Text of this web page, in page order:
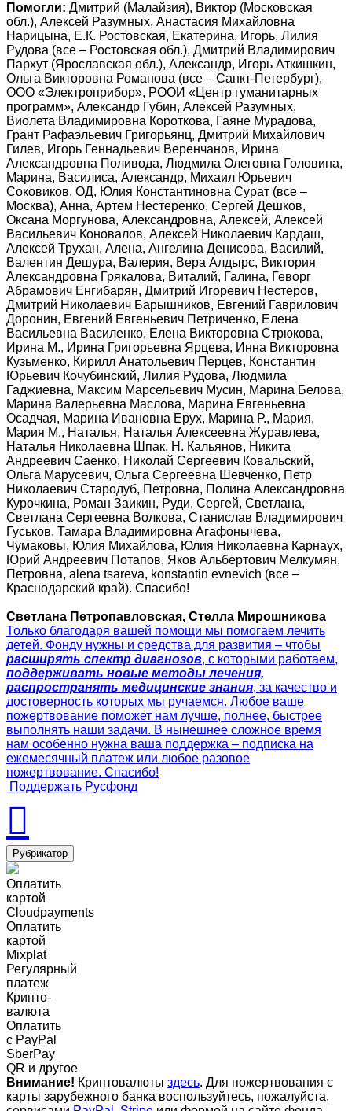
Помогли: Дмитрий (Малайзия), Виктор (Московская
обл.), Алексей Разумных, Анастасия Михайловна
Нарицына, Е.К. Ростовская, Екатерина, Игорь, Лилия
Рудова (все – Ростовская обл.), Дмитрий Владимирович
Пархут (Ярославская обл.), Александр, Игорь Аткишкин,
Ольга Викторовна Романова (все – Санкт-Петербург),
ООО «Электроприбор», РООИ «Центр гуманитарных
программ», Александр Губин, Алексей Разумных,
Виолета Владимировна Короткова, Гаяне Мурадова,
Грант Рафаэльевич Григорьянц, Дмитрий Михайлович
Гилев, Игорь Геннадьевич Веренчанов, Ирина
Александровна Поливода, Людмила Олеговна Головина,
Марина, Василиса, Александр, Михаил Юрьевич
Соковиков, ОД, Юлия Константиновна Сурат (все –
Москва), Анна, Артем Нестеренко, Сергей Дешков,
Оксана Моргунова, Александровна, Алексей, Алексей
Васильевич Коновалов, Алексей Николаевич Кардаш,
Алексей Трухан, Алена, Ангелина Денисова, Василий,
Валентин Дешура, Валерия, Вера Алдырс, Виктория
Александровна Грякалова, Виталий, Галина, Геворг
Абрамович Енгибарян, Дмитрий Игоревич Нестеров,
Дмитрий Николаевич Барышников, Евгений Гаврилович
Доронин, Евгений Евгеньевич Петриченко, Елена
Васильевна Василенко, Елена Викторовна Стрюкова,
Ирина М., Ирина Григорьевна Ярцева, Инна Викторовна
Кузьменко, Кирилл Анатольевич Перцев, Константин
Юрьевич Кочубинский, Лилия Рудова, Людмила
Гаджиевна, Максим Марсельевич Мусин, Марина Белова,
Марина Валерьевна Маслова, Марина Евгеньевна
Осадчая, Марина Ивановна Ерух, Марина Р., Мария,
Мария М., Наталья, Наталья Алексеевна Журавлева,
Наталья Николаевна Шпак, Н. Кальянов, Никита
Андреевич Саенко, Николай Сергеевич Ковальский,
Ольга Марусевич, Ольга Сергеевна Шевченко, Петр
Николаевич Стародуб, Петровна, Полина Александровна
Курочкина, Роман Заикин, Руди, Сергей, Светлана,
Светлана Сергеевна Волкова, Станислав Владимирович
Гуськов, Тамара Владимировна Агафонычева,
Чумаковы, Юлия Михайлова, Юлия Николаевна Карнаух,
Юрий Андреевич Потапов, Яков Альбертович Мелкумян,
Петровна, alena tsareva, konstantin evnevich (все –
Краснодарский край). Спасибо!
Светлана Петропавловская, Стелла Мирошникова
Только благодаря вашей помощи мы помогаем лечить
детей. Фонду нужны и средства для развития – чтобы
расширять спектр диагнозов, с которыми работаем,
поддерживать новые методы лечения,
распространять медицинские знания, за качество и
достоверность которых мы ручаемся. Любое ваше
пожертвование поможет нам лучше, полнее, быстрее
выполнять наши задачи. В нынешнее сложное время
нам особенно нужна ваша поддержка – подписка на
ежемесячный платеж или любое разовое
пожертвование. Спасибо!
Поддержать Русфонд
Рубрикатор
Оплатить
картой
Cloudpayments
Оплатить
картой
Mixplat
Регулярный
платеж
Крипто-
валюта
Оплатить
c PayPal
SberPay
QR и другое
Внимание! Криптовалюты здесь. Для пожертвования с
карты зарубежного банка воспользуйтесь, пожалуйста,